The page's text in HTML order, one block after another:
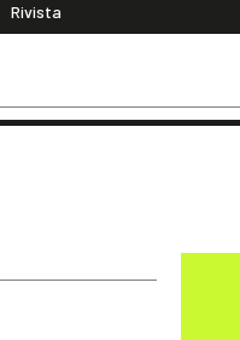
Rivista